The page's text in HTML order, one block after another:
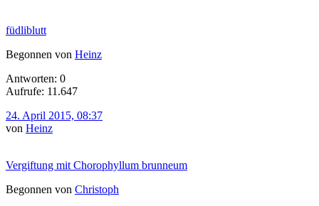
füdliblutt
Begonnen von Heinz
Antworten: 0
Aufrufe: 11.647
24. April 2015, 08:37
von Heinz
Vergiftung mit Chorophyllum brunneum
Begonnen von Christoph